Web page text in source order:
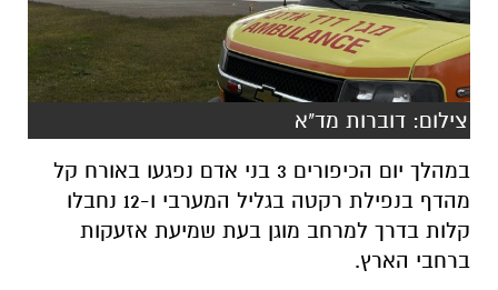
צילום: דוברות מד"א
במהלך יום הכיפורים 3 בני אדם נפגעו באורח קל
מהדף בנפילת רקטה בגליל המערבי ו-12 נחבלו
קלות בדרך למרחב מוגן בעת שמיעת אזעקות
ברחבי הארץ.